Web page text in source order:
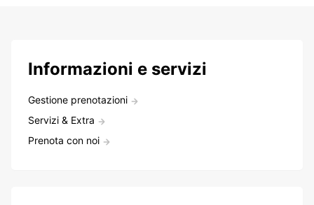
Informazioni e servizi
Gestione prenotazioni
Servizi & Extra
Prenota con noi